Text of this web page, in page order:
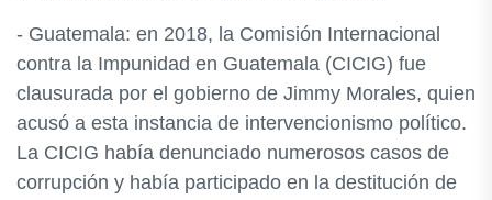
- Guatemala: en 2018, la Comisión Internacional
contra la Impunidad en Guatemala (CICIG) fue
clausurada por el gobierno de Jimmy Morales, quien
acusó a esta instancia de intervencionismo político.
La CICIG había denunciado numerosos casos de
corrupción y había participado en la destitución de